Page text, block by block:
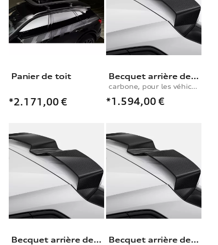
Panier de toit
*2.171,00 €
Becquet arrière de pavillon
carbone, pour les véhicules sans le pack extérieur S line
*1.594,00 €
Becquet arrière de pavillon Becquet arrière de pavillon